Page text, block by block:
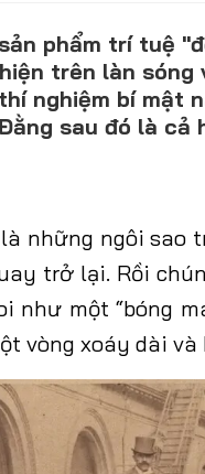
phẩm trí tuệ
trên làn sóng
nghiệm bí mật
sau đó là cả
những ngôi sao
trở lại. Rồi
như một “bóng
vòng xoáy dài và